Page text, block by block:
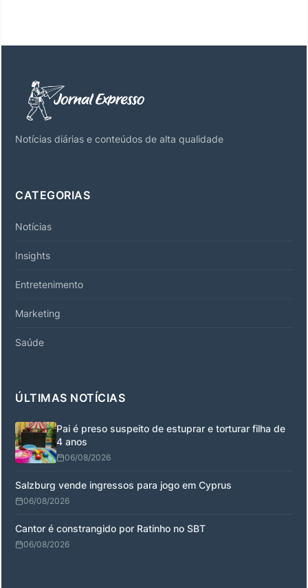
Notícias diárias e conteúdos de alta qualidade
CATEGORIAS
Notícias
Insights
Entretenimento
Marketing
Saúde
ÚLTIMAS NOTÍCIAS
Pai é preso suspeito de estuprar e torturar filha de
4 anos
06/08/2026
Salzburg vende ingressos para jogo em Cyprus
06/08/2026
Cantor é constrangido por Ratinho no SBT
06/08/2026